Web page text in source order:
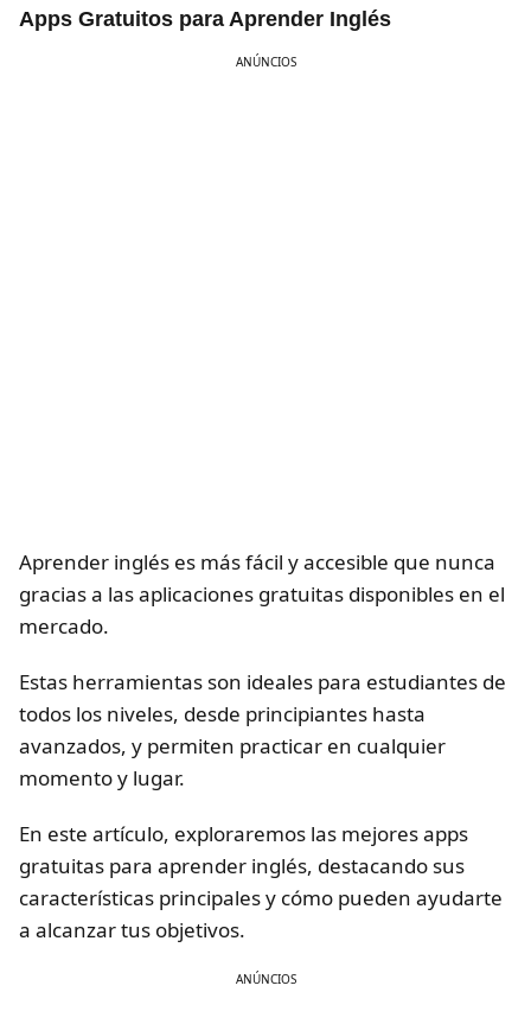
Apps Gratuitos para Aprender Inglés
ANÚNCIOS
Aprender inglés es más fácil y accesible que nunca
gracias a las aplicaciones gratuitas disponibles en el
mercado.
Estas herramientas son ideales para estudiantes de
todos los niveles, desde principiantes hasta
avanzados, y permiten practicar en cualquier
momento y lugar.
En este artículo, exploraremos las mejores apps
gratuitas para aprender inglés, destacando sus
características principales y cómo pueden ayudarte
a alcanzar tus objetivos.
ANÚNCIOS